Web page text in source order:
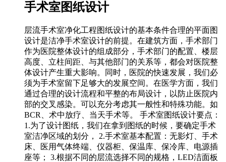
手术室图纸设计
层流手术室净化工程图纸设计的基本条件合理的平面图
设计是洁净手术室设计的前提。在建筑方面，手术部门
作为医院整体设计的组成部分，手术部门的配置、楼层
高度、立柱间距、与其他部门的关系等，都会对医院整
体设计产生重大影响。同时，医院的快速发展，我们必
须为手术室留下足够大的发展空间。在医学方面，我们
通过合理的设计流程和平整的布局设计，以防止医院内
部的交叉感染。可以充分考虑其一般性和特殊功能。如
BCR、术中放疗、当天手术等。 手术室图纸设计要点：
1.为了设计图纸，我们在拿到图纸的时候，要确定手术
室洁净区域的划分， 2.手术室基本配置：无影灯、手术
床、医用气体终端、仪器柜、保温库、保冷库、电源插
座等； 3.根据不同的层流选择不同的规格，LED洁面板